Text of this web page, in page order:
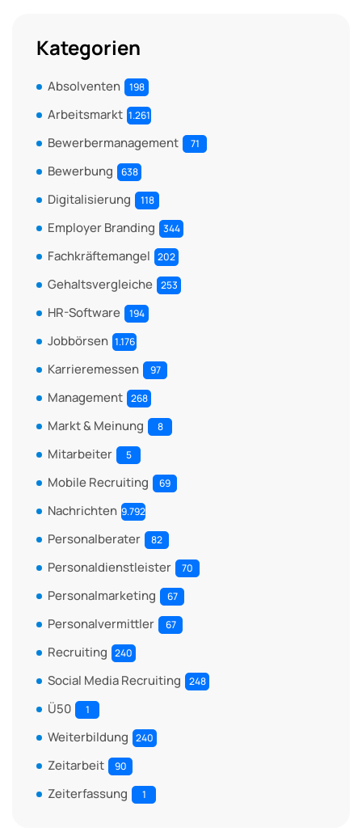
Kategorien
Absolventen 198
Arbeitsmarkt 1.261
Bewerbermanagement 71
Bewerbung 638
Digitalisierung 118
Employer Branding 344
Fachkräftemangel 202
Gehaltsvergleiche 253
HR-Software 194
Jobbörsen 1.176
Karrieremessen 97
Management 268
Markt & Meinung 8
Mitarbeiter 5
Mobile Recruiting 69
Nachrichten 9.792
Personalberater 82
Personaldienstleister 70
Personalmarketing 67
Personalvermittler 67
Recruiting 240
Social Media Recruiting 248
Ü50 1
Weiterbildung 240
Zeitarbeit 90
Zeiterfassung 1